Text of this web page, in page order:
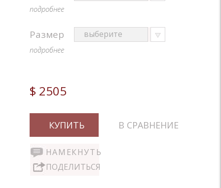
подробнее
Размер
подробнее
$ 2505
КУПИТЬ В СРАВНЕНИЕ
НАМЕКНУТЬ
ПОДЕЛИТЬСЯ